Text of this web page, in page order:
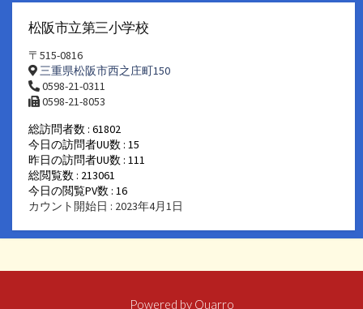
松阪市立第三小学校
〒515-0816
三重県松阪市西之庄町150
0598-21-0311
0598-21-8053
総訪問者数 : 61802
今日の訪問者UU数 : 15
昨日の訪問者UU数 : 111
総閲覧数 : 213061
今日の閲覧PV数 : 16
カウント開始日 : 2023年4月1日
Powered by Quarro